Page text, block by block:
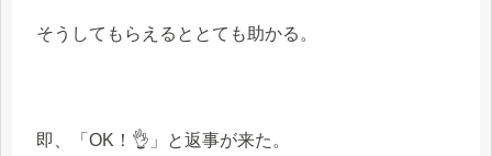
そうしてもらえるととても助かる。
即、「OK！👌」と返事が来た。